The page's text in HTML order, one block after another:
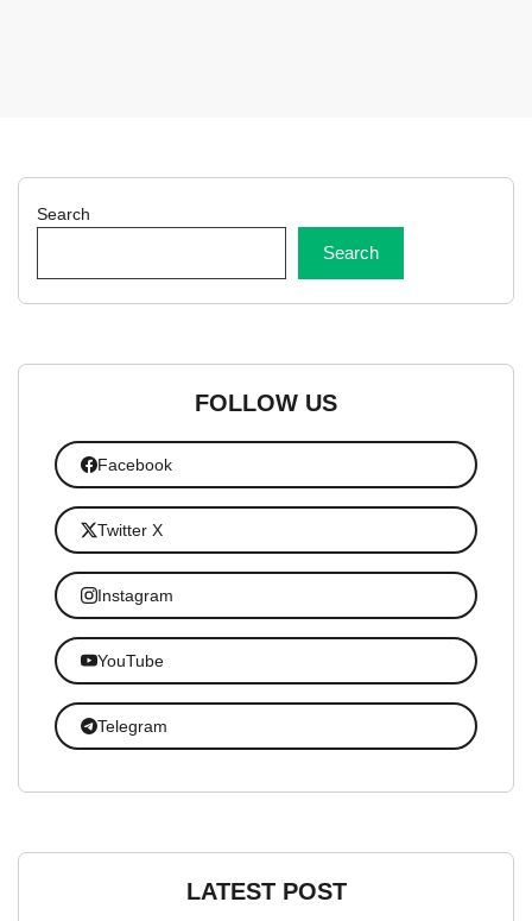
Search
Search
FOLLOW US
Facebook
Twitter X
Instagram
YouTube
Telegram
LATEST POST